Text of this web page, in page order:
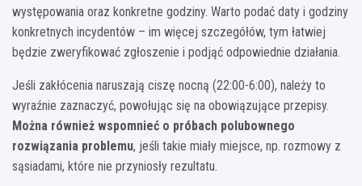
występowania oraz konkretne godziny. Warto podać daty i godziny
konkretnych incydentów – im więcej szczegółów, tym łatwiej
będzie zweryfikować zgłoszenie i podjąć odpowiednie działania.
Jeśli zakłócenia naruszają ciszę nocną (22:00-6:00), należy to
wyraźnie zaznaczyć, powołując się na obowiązujące przepisy.
Można również wspomnieć o próbach polubownego
rozwiązania problemu, jeśli takie miały miejsce, np. rozmowy z
sąsiadami, które nie przyniosły rezultatu.